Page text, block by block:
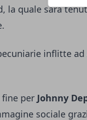
la quale sarà
inflitte
per Johnny
sociale